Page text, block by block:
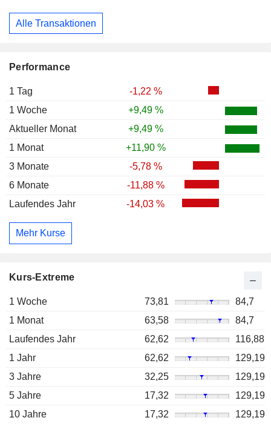
Performance
1 Tag
-1,22 %
1 Woche
+9,49 %
Aktueller Monat
+9,49 %
1 Monat
+11,90 %
3 Monate
-5,78 %
6 Monate
-11,88 %
Laufendes Jahr
-14,03 %
Mehr Kurse
Kurs-Extreme
1 Woche 73,81
84,7
1 Monat
63,58
84,7
Laufendes Jahr
62,62
116,88
1 Jahr
62,62
129,19
3 Jahre
32,25
129,19
5 Jahre
17,32
129,19
10 Jahre
17,32 129,19
Alle Transaktionen